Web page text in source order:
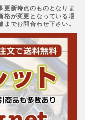
新時点のものとなりま
格が変更となっている場
でお問合わせ下さい。